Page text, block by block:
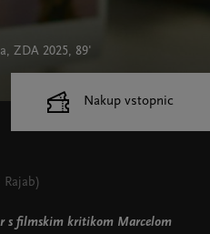
ZDA 2025, 89'
Rajab)
s filmskim kritikom Marcelom
Nakup vstopnic